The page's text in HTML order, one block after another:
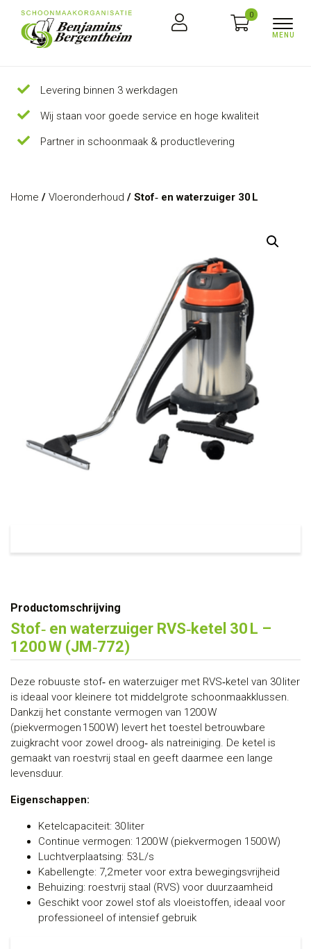
0
Levering binnen 3 werkdagen
Wij staan voor goede service en hoge kwaliteit
Partner in schoonmaak & productlevering
Home / Vloeronderhoud / Stof‑ en waterzuiger 30 L
Productomschrijving
Stof‑ en waterzuiger RVS‑ketel 30 L –
1200 W (JM‑772)
Deze robuuste stof‑ en waterzuiger met RVS‑ketel van 30 liter
is ideaal voor kleinere tot middelgrote schoonmaakklussen.
Dankzij het constante vermogen van 1200 W
(piekvermogen 1500 W) levert het toestel betrouwbare
zuigkracht voor zowel droog‑ als natreiniging. De ketel is
gemaakt van roestvrij staal en geeft daarmee een lange
levensduur.
Eigenschappen:
Ketelcapaciteit: 30 liter
Continue vermogen: 1200 W (piekvermogen 1500 W)
Luchtverplaatsing: 53 L/s
Kabellengte: 7,2 meter voor extra bewegingsvrijheid
Behuizing: roestvrij staal (RVS) voor duurzaamheid
Geschikt voor zowel stof als vloeistoffen, ideaal voor
professioneel of intensief gebruik